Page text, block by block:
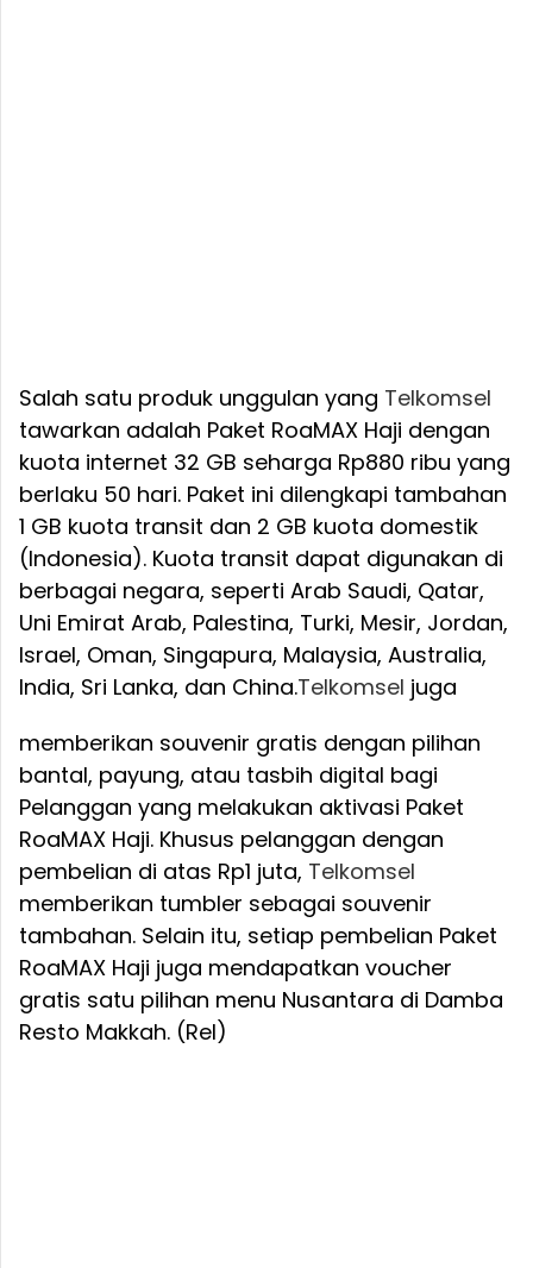
Salah satu produk unggulan yang Telkomsel
tawarkan adalah Paket RoaMAX Haji dengan
kuota internet 32 GB seharga Rp880 ribu yang
berlaku 50 hari. Paket ini dilengkapi tambahan
1 GB kuota transit dan 2 GB kuota domestik
(Indonesia). Kuota transit dapat digunakan di
berbagai negara, seperti Arab Saudi, Qatar,
Uni Emirat Arab, Palestina, Turki, Mesir, Jordan,
Israel, Oman, Singapura, Malaysia, Australia,
India, Sri Lanka, dan China.Telkomsel juga
memberikan souvenir gratis dengan pilihan
bantal, payung, atau tasbih digital bagi
Pelanggan yang melakukan aktivasi Paket
RoaMAX Haji. Khusus pelanggan dengan
pembelian di atas Rp1 juta, Telkomsel
memberikan tumbler sebagai souvenir
tambahan. Selain itu, setiap pembelian Paket
RoaMAX Haji juga mendapatkan voucher
gratis satu pilihan menu Nusantara di Damba
Resto Makkah. (Rel)